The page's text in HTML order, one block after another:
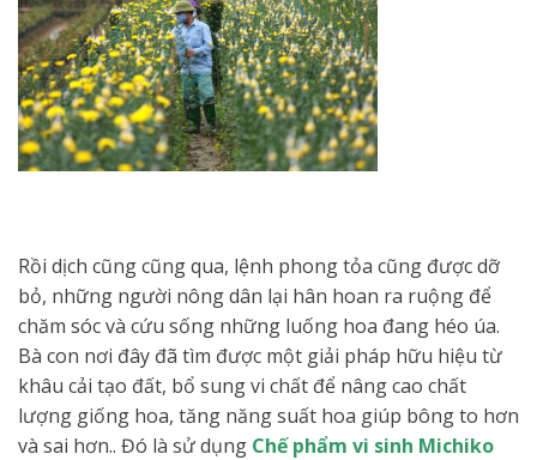
Rồi dịch cũng cũng qua, lệnh phong tỏa cũng được dỡ
bỏ, những người nông dân lại hân hoan ra ruộng để
chăm sóc và cứu sống những luống hoa đang héo úa.
Bà con nơi đây đã tìm được một giải pháp hữu hiệu từ
khâu cải tạo đất, bổ sung vi chất để nâng cao chất
lượng giống hoa, tăng năng suất hoa giúp bông to hơn
và sai hơn.. Đó là sử dụng Chế phẩm vi sinh Michiko